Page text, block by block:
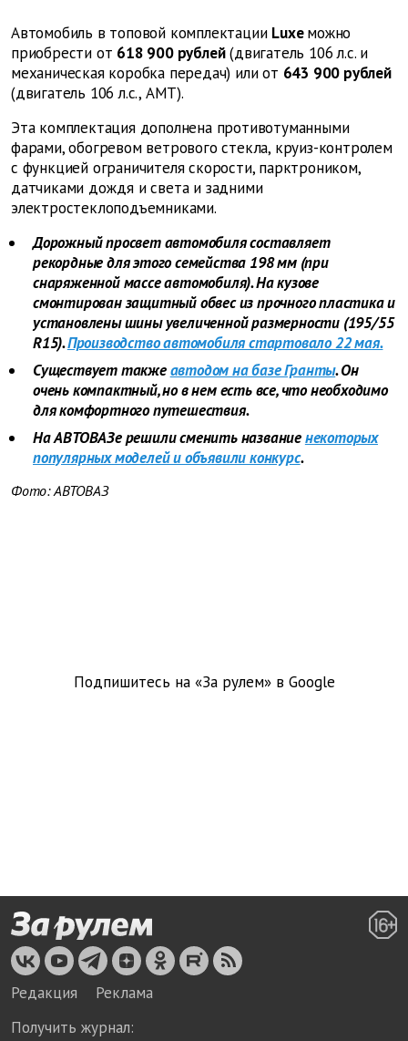
Автомобиль в топовой комплектации Luxe можно
приобрести от 618 900 рублей(двигатель 106 л.с. и
механическая коробка передач) или от 643 900 рублей
(двигатель 106 л.с., АМТ).
Эта комплектация дополнена противотуманными
фарами, обогревом ветрового стекла, круиз-контролем
с функцией ограничителя скорости, парктроником,
датчиками дождя и света и задними
электростеклоподъемниками.
Дорожный просвет автомобилясоставляет
рекордные для этого семейства 198 мм (при
снаряженной массе автомобиля). На кузове
смонтирован защитный обвес из прочного пластика и
установлены шины увеличенной размерности (195/55
R15).Производство автомобиля стартовало 22 мая.
Существует такжеавтодом на базе Гранты. Он
очень компактный, но в нем есть все, что необходимо
для комфортного путешествия.
На АВТОВАЗе решили сменить названиенекоторых
популярных моделей и объявили конкурс.
Фото: АВТОВАЗ
Подпишитесь на «За рулем» в Google
Редакция
Реклама
Получить журнал: